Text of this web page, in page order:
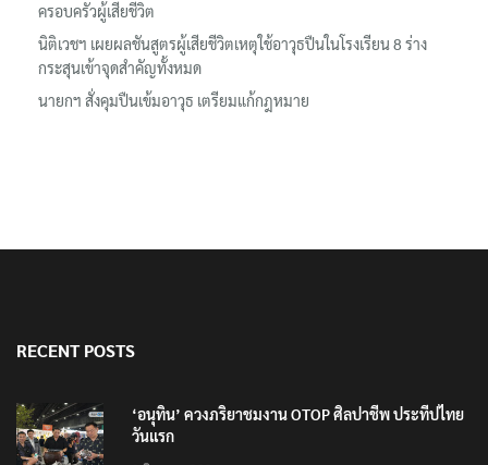
ครอบครัวผู้เสียชีวิต
นิติเวชฯ เผยผลชันสูตรผู้เสียชีวิตเหตุใช้อาวุธปืนในโรงเรียน 8 ร่าง
กระสุนเข้าจุดสำคัญทั้งหมด
นายกฯ สั่งคุมปืนเข้มอาวุธ เตรียมแก้กฎหมาย
RECENT POSTS
‘อนุทิน’ ควงภริยาชมงาน OTOP ศิลปาชีพ ประทีปไทย
วันแรก